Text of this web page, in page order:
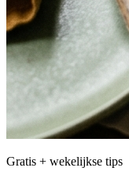
Gratis + wekelijkse tips